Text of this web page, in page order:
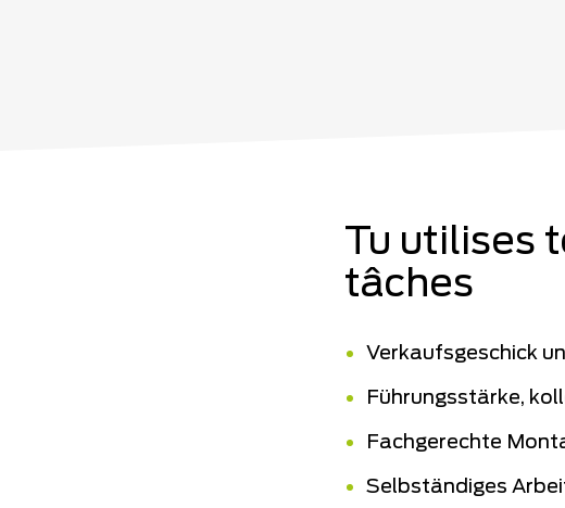
Tu utilises
tâches
Verkaufsgeschick
Führungsstärke,
Fachgerechte
Selbständiges